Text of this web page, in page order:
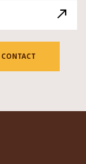
CONTACT